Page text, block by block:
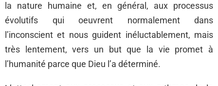
la nature humaine et, en général, aux processus
évolutifs qui oeuvrent normalement dans
l’inconscient et nous guident inéluctablement, mais
très lentement, vers un but que la vie promet à
l’humanité parce que Dieu l’a déterminé.